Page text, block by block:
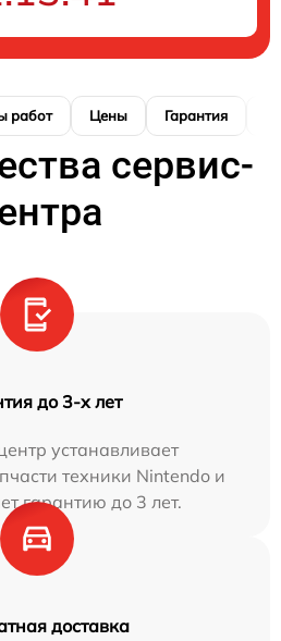
работ Цены Гарантия
сервис-
до 3-х лет
устанавливает
техники Nintendo и
гарантию до 3 лет.
доставка